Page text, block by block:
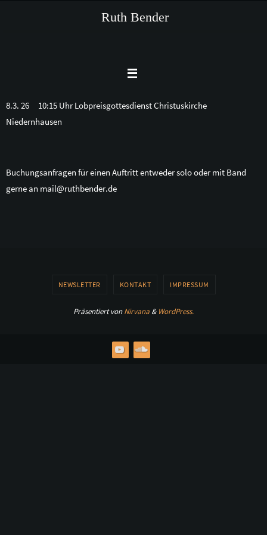
Ruth Bender
8.3. 26 10:15 Uhr Lobpreisgottesdienst Christuskirche
Niedernhausen
Buchungsanfragen für einen Auftritt entweder solo oder mit Band
gerne an mail@ruthbender.de
NEWSLETTER KONTAKT IMPRESSUM
Präsentiert vonNirvana & WordPress.